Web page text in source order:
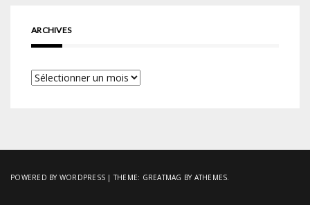
ARCHIVES
Archives
POWERED BY WORDPRESS |THEME: GREATMAG BY ATHEMES.